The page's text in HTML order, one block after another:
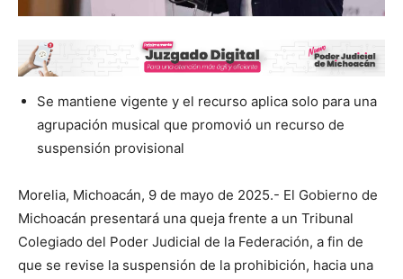
Se mantiene vigente y el recurso aplica solo para una
agrupación musical que promovió un recurso de
suspensión provisional
Morelia, Michoacán, 9 de mayo de 2025.- El Gobierno de
Michoacán presentará una queja frente a un Tribunal
Colegiado del Poder Judicial de la Federación, a fin de
que se revise la suspensión de la prohibición, hacia una